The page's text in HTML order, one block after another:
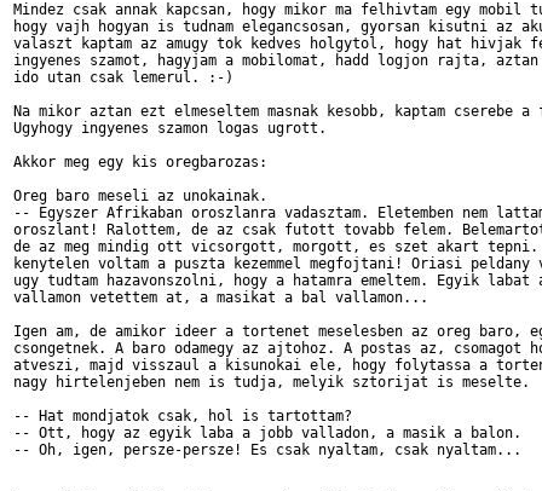
Mindez csak annak kapcsan, hogy mikor ma felhivtam egy mobil
hogy vajh hogyan is tudnam elegancsosan, gyorsan kisutni az
valaszt kaptam az amugy tok kedves holgytol, hogy hat hivjak
ingyenes szamot, hagyjam a mobilomat, hadd logjon rajta,
ido utan csak lemerul. :-)
Na mikor aztan ezt elmeseltem masnak kesobb, kaptam
Ugyhogy ingyenes szamon logas ugrott.
Akkor meg egy kis oregbarozas:
Oreg baro meseli az unokainak.
-- Egyszer Afrikaban oroszlanra vadasztam. Eletemben nem
oroszlant! Ralottem, de az csak futott tovabb felem.
de az meg mindig ott vicsorgott, morgott, es szet akart tepni.
kenytelen voltam a puszta kezemmel megfojtani! Oriasi peldany
ugy tudtam hazavonszolni, hogy a hatamra emeltem. Egyik labat
vallamon vetettem at, a masikat a bal vallamon...
Igen am, de amikor ideer a tortenet meselesben az oreg baro,
csongetnek. A baro odamegy az ajtohoz. A postas az, csomagot
atveszi, majd visszaul a kisunokai ele, hogy folytassa a
nagy hirtelenjeben nem is tudja, melyik sztorijat is meselte.
-- Hat mondjatok csak, hol is tartottam?
-- Ott, hogy az egyik laba a jobb valladon, a masik a balon.
-- Oh, igen, persze-persze! Es csak nyaltam, csak nyaltam...